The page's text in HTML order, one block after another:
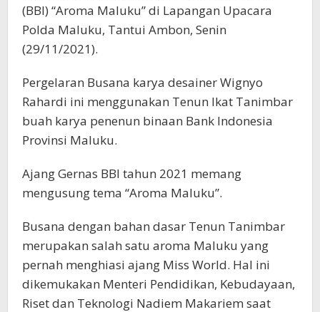
(BBI) “Aroma Maluku” di Lapangan Upacara
Polda Maluku, Tantui Ambon, Senin
(29/11/2021).
Pergelaran Busana karya desainer Wignyo
Rahardi ini menggunakan Tenun Ikat Tanimbar
buah karya penenun binaan Bank Indonesia
Provinsi Maluku.
Ajang Gernas BBI tahun 2021 memang
mengusung tema “Aroma Maluku”.
Busana dengan bahan dasar Tenun Tanimbar
merupakan salah satu aroma Maluku yang
pernah menghiasi ajang Miss World. Hal ini
dikemukakan Menteri Pendidikan, Kebudayaan,
Riset dan Teknologi Nadiem Makariem saat